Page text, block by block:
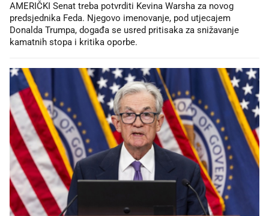
AMERIČKI Senat treba potvrditi Kevina Warsha za novog
predsjednika Feda. Njegovo imenovanje, pod utjecajem
Donalda Trumpa, događa se usred pritisaka za snižavanje
kamatnih stopa i kritika oporbe.